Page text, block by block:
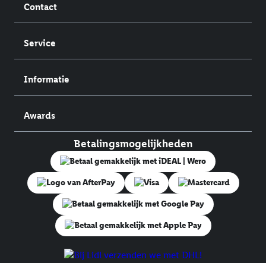
Contact
Service
Informatie
Awards
Betalingsmogelijkheden